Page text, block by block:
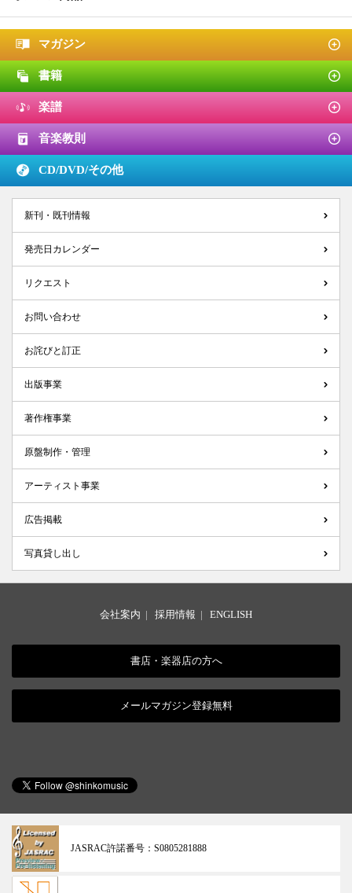
マガジン
書籍
楽譜
音楽教則
CD/DVD/その他
新刊・既刊情報
発売日カレンダー
リクエスト
お問い合わせ
お詫びと訂正
出版事業
著作権事業
原盤制作・管理
アーティスト事業
広告掲載
写真貸し出し
会社案内 | 採用情報 | ENGLISH
書店・楽器店の方へ
メールマガジン登録無料
JASRAC許諾番号： S0805281888